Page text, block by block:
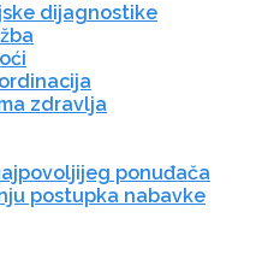
dijagnostike
zdravlja
ponuđača
postupka nabavke